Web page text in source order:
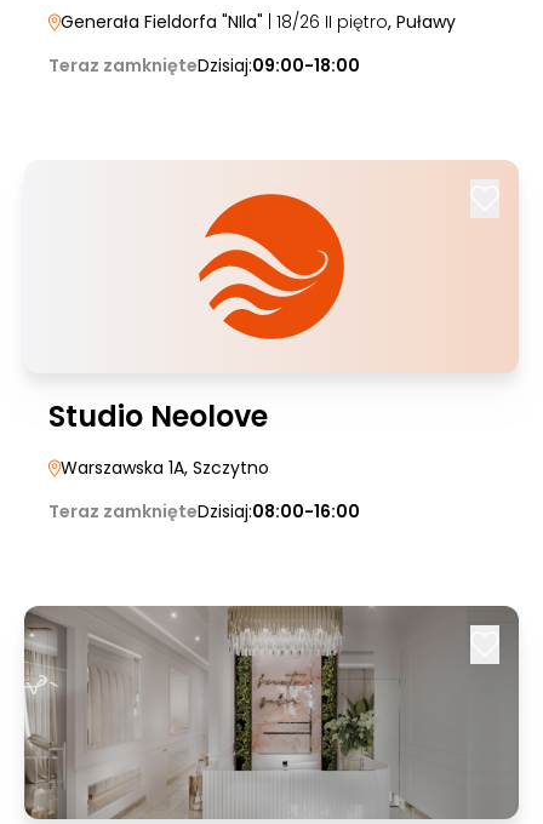
Generała Fieldorfa "NIla" | 18/26 II piętro, Puławy
Teraz zamknięteDzisiaj:09:00-18:00
Studio Neolove
Warszawska 1A, Szczytno
Teraz zamknięteDzisiaj:08:00-16:00